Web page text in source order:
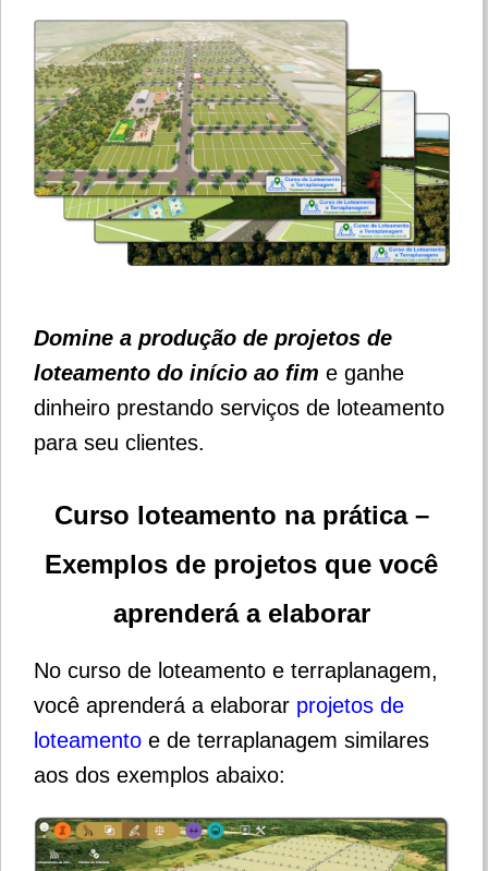
Domine a produção de projetos de
loteamento do início ao fim e ganhe
dinheiro prestando serviços de loteamento
para seu clientes.
Curso loteamento na prática –
Exemplos de projetos que você
aprenderá a elaborar
No curso de loteamento e terraplanagem,
você aprenderá a elaborar projetos de
loteamento e de terraplanagem similares
aos dos exemplos abaixo: